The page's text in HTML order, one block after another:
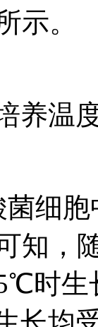
示。
养温
细
知，
时生